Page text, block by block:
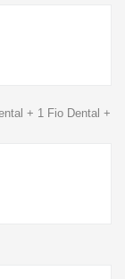
+ 1 Fio Dental +